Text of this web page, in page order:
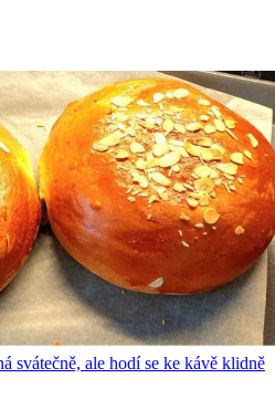
svátečně, ale hodí se ke kávě klidně